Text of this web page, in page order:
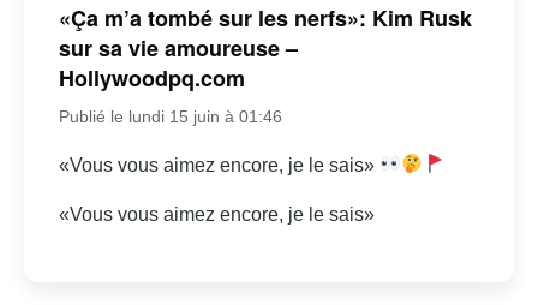
«Ça m’a tombé sur les nerfs»: Kim Rusk
sur sa vie amoureuse –
Hollywoodpq.com
Publié le lundi 15 juin à 01:46
«Vous vous aimez encore, je le sais»
«Vous vous aimez encore, je le sais»